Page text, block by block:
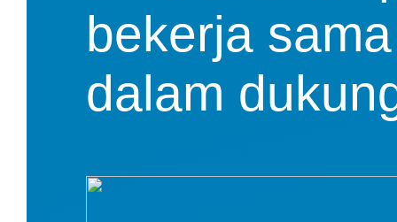
bekerja
dalam